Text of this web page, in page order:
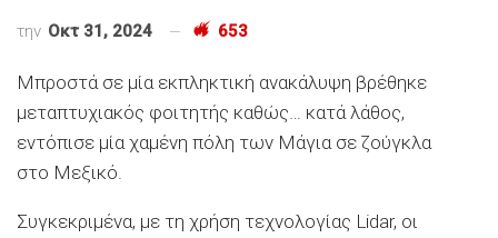
την Οκτ 31, 2024 653
Μπροστά σε μία εκπληκτική ανακάλυψη βρέθηκε
μεταπτυχιακός φοιτητής καθώς… κατά λάθος,
εντόπισε μία χαμένη πόλη των Μάγια σε ζούγκλα
στο Μεξικό.
Συγκεκριμένα, με τη χρήση τεχνολογίας Lidar, οι